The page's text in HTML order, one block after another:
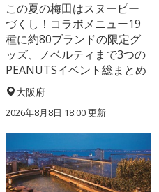
この夏の梅田はスヌーピー
づくし！コラボメニュー19
種に約80ブランドの限定グ
ッズ、ノベルティまで3つの
PEANUTSイベント総まとめ
大阪府
2026年8月8日 18:00更新